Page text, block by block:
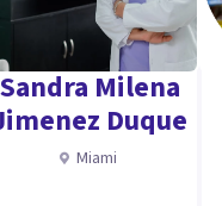
Sandra Milena
Duque
Miami